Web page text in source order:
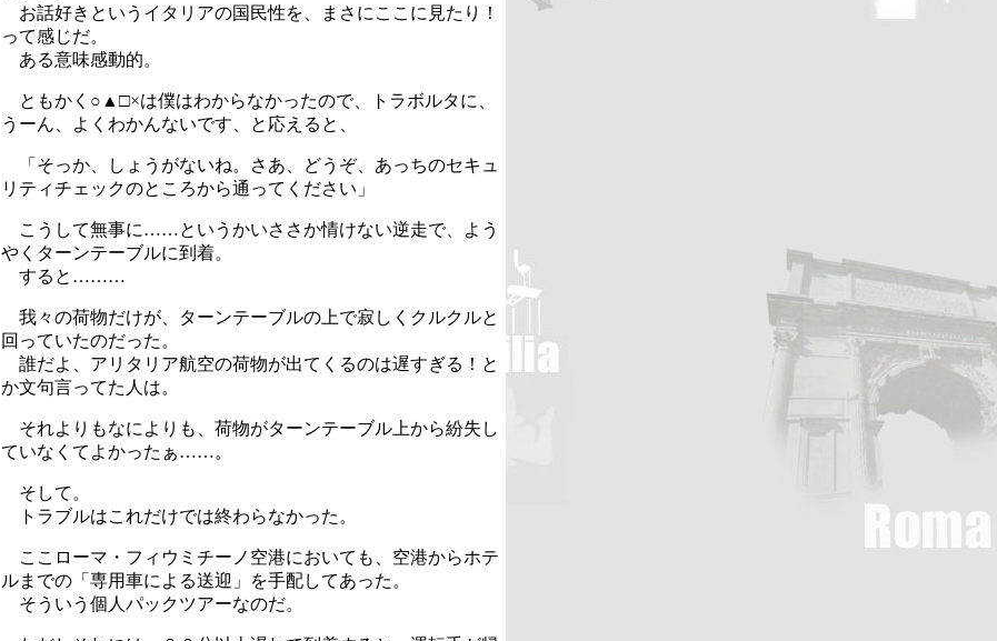
お話好きというイタリアの国民性を、まさにここに見たり！
って感じだ。
ある意味感動的。
ともかく○▲□×は僕はわからなかったので、トラボルタに、
うーん、よくわかんないです、と応えると、
「そっか、しょうがないね。さあ、どうぞ、あっちのセキュ
リティチェックのところから通ってください」
こうして無事に……というかいささか情けない逆走で、よう
やくターンテーブルに到着。
すると………
我々の荷物だけが、ターンテーブルの上で寂しくクルクルと
回っていたのだった。
誰だよ、アリタリア航空の荷物が出てくるのは遅すぎる！と
か文句言ってた人は。
それよりもなによりも、荷物がターンテーブル上から紛失し
ていなくてよかったぁ……。
そして。
トラブルはこれだけでは終わらなかった。
ここローマ・フィウミチーノ空港においても、空港からホテ
ルまでの「専用車による送迎」を手配してあった。
そういう個人パックツアーなのだ。